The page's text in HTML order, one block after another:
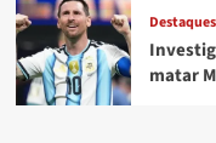
Destaques
matar